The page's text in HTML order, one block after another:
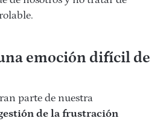
emoción difícil de
parte de nuestra
de la frustración